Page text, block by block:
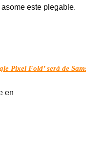
este plegable.
Pixel Fold’ será de
en